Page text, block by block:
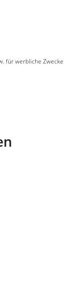
für werbliche Zwecke